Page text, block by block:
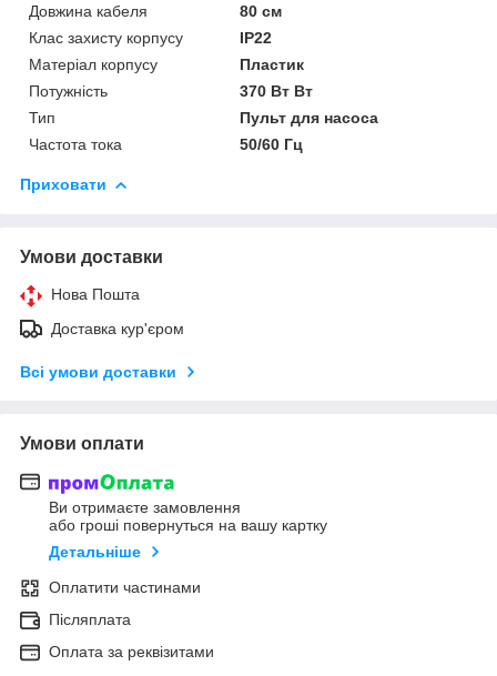
Довжина кабеля
80 см
Клас захисту корпусу
IP22
Матеріал корпусу
Пластик
Потужність
370 Вт Вт
Тип
Пульт для насоса
Частота тока
50/60 Гц
Приховати
Умови доставки
Нова Пошта
Доставка кур'єром
Всі умови доставки
Умови оплати
Ви отримаєте замовлення
або гроші повернуться на вашу картку
Детальніше
Оплатити частинами
Післяплата
Оплата за реквізитами